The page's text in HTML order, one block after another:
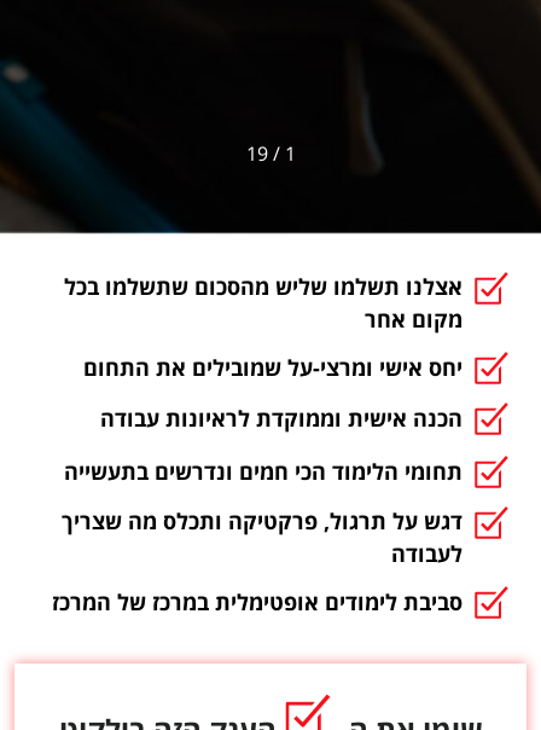
1
/
19
אצלנו תשלמו שליש מהסכום שתשלמו בכל
מקום אחר
יחס אישי ומרצי-על שמובילים את התחום
הכנה אישית וממוקדת לראיונות עבודה
תחומי הלימוד הכי חמים ונדרשים בתעשייה
דגש על תרגול, פרקטיקה ותכלס מה שצריך
לעבודה
סביבת לימודים אופטימלית במרכז של המרכז